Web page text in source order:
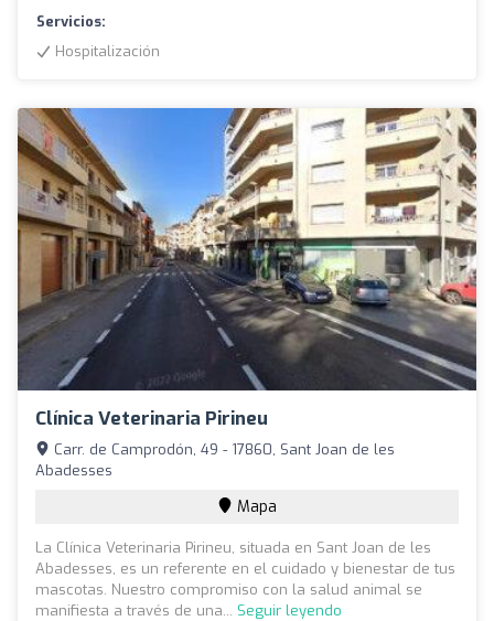
Servicios:
Hospitalización
Clínica Veterinaria Pirineu
Carr. de Camprodón, 49 - 17860, Sant Joan de les
Abadesses
Mapa
La Clínica Veterinaria Pirineu, situada en Sant Joan de les
Abadesses, es un referente en el cuidado y bienestar de tus
mascotas. Nuestro compromiso con la salud animal se
manifiesta a través de una... Seguir leyendo